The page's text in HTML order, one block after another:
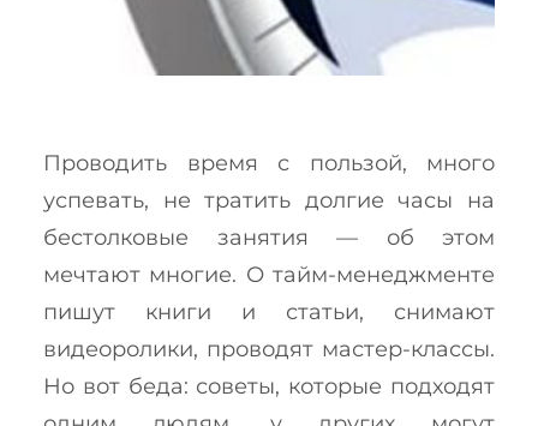
Проводить время с пользой, много
успевать, не тратить долгие часы на
бестолковые занятия — об этом
мечтают многие. О тайм-менеджменте
пишут книги и статьи, снимают
видеоролики, проводят мастер-классы.
Но вот беда: советы, которые подходят